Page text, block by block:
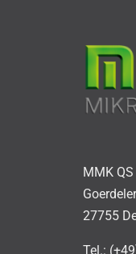
MMK
27755
Tel.: